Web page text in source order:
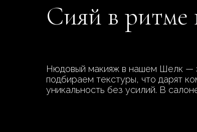
Сияй в ритме
Нюдовый макияж в нашем Шелк —
подбираем текстуры, что дарят
уникальность без усилий. В